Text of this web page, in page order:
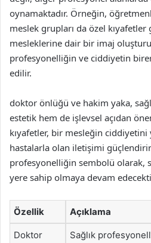
oynamaktadır. Örneğin,
meslek grupları da özel kıyafetler
mesleklerine dair bir imaj
profesyonelliğin ve ciddiyetin
edilir.
doktor önlüğü ve hakim yaka,
estetik hem de işlevsel açıdan
kıyafetler, bir mesleğin ciddiyetini
hastalarla olan iletişimi
profesyonelliğin sembolü olarak,
yere sahip olmaya devam
Özellik Açıklama
Doktor
Sağlık